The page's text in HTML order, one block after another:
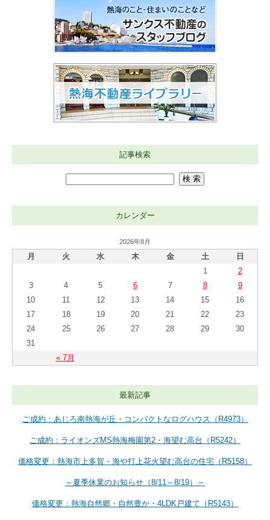
記事検索
カレンダー
2026年8月
月 火 水 木 金 土 日
« 7月
1
2
3
4 5 6 7 8
9
10
11 12 13 14 15
16
17
18 19 20 21 22
23
24
25 26 27 28 29
30
31
最新記事
ご成約：あじろ南熱海が丘・コンパクトなログハウス（R4973）
ご成約：ライオンズMS熱海梅園第2・海望む高台（R5242）
価格変更：熱海市上多賀・海や打上花火望む高台の住宅（R5158）
～夏季休業のお知らせ（8/11～8/19）～
価格変更：熱海自然郷・自然豊か・4LDK戸建て（R5143）